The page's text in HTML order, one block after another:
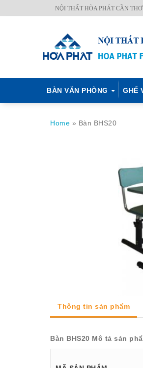
NỘI THẤT HÒA PHÁT CẦN
BÀN VĂN PHÒNG GHẾ
Home » Bàn BHS20
Thông tin sản phẩm
Bàn BHS20 Mô tả sản